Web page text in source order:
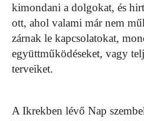
kimondani a dolgokat, és
ott, ahol valami már nem
zárnak le kapcsolatokat,
együttműködéseket, vagy
terveiket.
A Ikrekben lévő Nap